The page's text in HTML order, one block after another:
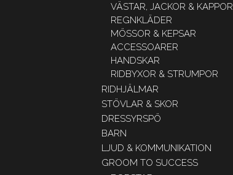
VÄSTAR, JACKOR & KAPPOR
REGNKLÄDER
MÖSSOR & KEPSAR
ACCESSOARER
HANDSKAR
RIDBYXOR & STRUMPOR
RIDHJÄLMAR
STÖVLAR & SKOR
DRESSYRSPÖ
BARN
LJUD & KOMMUNIKATION
GROOM TO SUCCESS